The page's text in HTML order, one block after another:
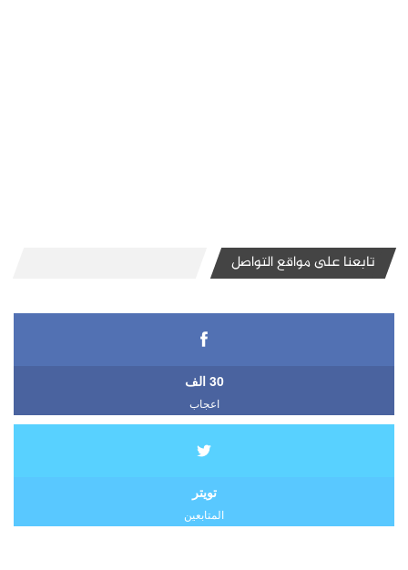
تابعنا على مواقع التواصل
30 الف
اعجاب
تويتر
المتابعين